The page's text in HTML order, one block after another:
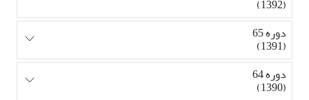
(1392)
دوره 65
(1391)
دوره 64
(1390)